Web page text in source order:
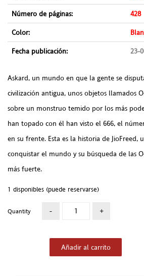
Número de páginas:
428
Color:
Fecha publicación:
23-
Askard, un mundo en que la gente se
civilización antigua, unos objetos llamados
sobre un monstruo temido por los más
han topado con él han visto el 666, el
en su frente. Esta es la historia de JioFreed,
conquistar el mundo y su búsqueda de las
más fuerte.
1 disponibles (puede reservarse)
Quantity
Añadir al carrito